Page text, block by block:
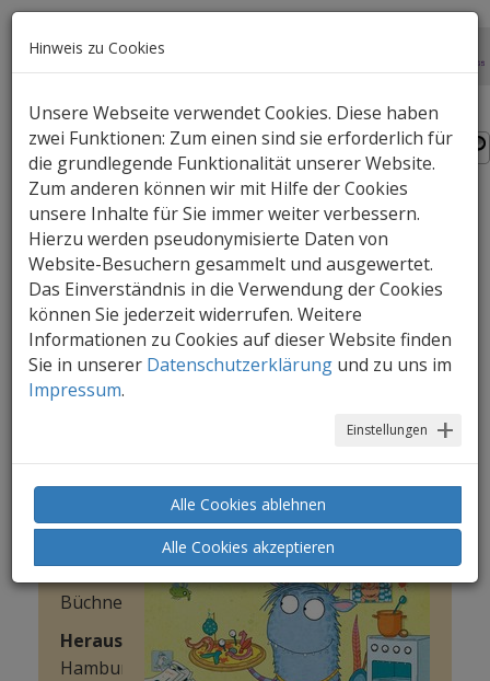
Schlinkepütz, das Monster
mit Verspätung
Sechs Geschichten über das kleine blaue
Monster Schlinkepütz voller Humor,
Sprach- und Bildspielerei.
Susan
IllustratorIn:
Büchner
HerausgeberIn:
Hamburg:
Hinweis zu Cookies
Unsere Webseite verwendet Cookies. Diese haben
zwei Funktionen: Zum einen sind sie erforderlich für
die grundlegende Funktionalität unserer Website.
Zum anderen können wir mit Hilfe der Cookies
unsere Inhalte für Sie immer weiter verbessern.
Hierzu werden pseudonymisierte Daten von
Website-Besuchern gesammelt und ausgewertet.
Das Einverständnis in die Verwendung der Cookies
können Sie jederzeit widerrufen. Weitere
Informationen zu Cookies auf dieser Website finden
Sie in unserer Datenschutzerklärung und zu uns im
Impressum.
Einstellungen
Alle Cookies ablehnen
Alle Cookies akzeptieren